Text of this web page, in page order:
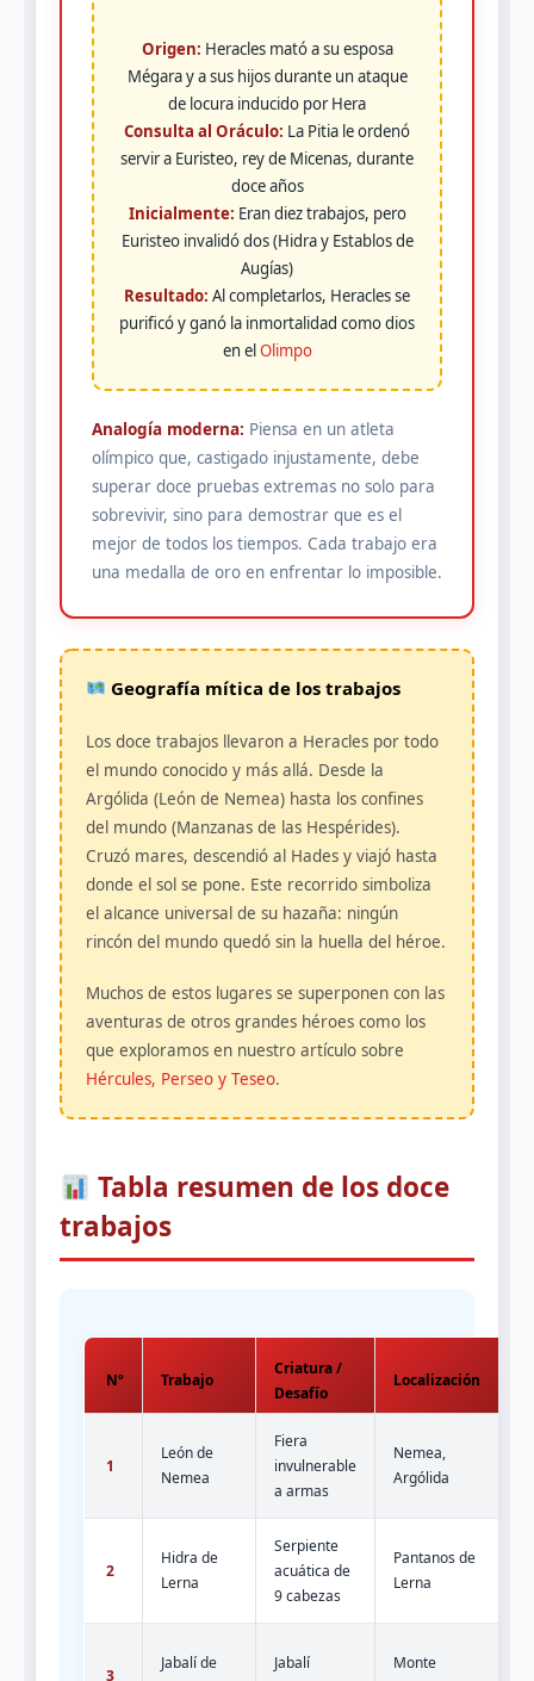
Origen: Heracles mató a su esposa
Mégara y a sus hijos durante un ataque
de locura inducido por Hera
Consulta al Oráculo: La Pitia le ordenó
servir a Euristeo, rey de Micenas, durante
doce años
Inicialmente: Eran diez trabajos, pero
Euristeo invalidó dos (Hidra y Establos de
Augías)
Resultado: Al completarlos, Heracles se
purificó y ganó la inmortalidad como dios
en elOlimpo
Analogía moderna: Piensa en un atleta
olímpico que, castigado injustamente, debe
superar doce pruebas extremas no solo para
sobrevivir, sino para demostrar que es el
mejor de todos los tiempos. Cada trabajo era
una medalla de oro en enfrentar lo imposible.
Geografía mítica de los trabajos
Los doce trabajos llevaron a Heracles por todo
el mundo conocido y más allá. Desde la
Argólida (León de Nemea) hasta los confines
del mundo (Manzanas de las Hespérides).
Cruzó mares, descendió al Hades y viajó hasta
donde el sol se pone. Este recorrido simboliza
el alcance universal de su hazaña: ningún
rincón del mundo quedó sin la huella del héroe.
Muchos de estos lugares se superponen con las
aventuras de otros grandes héroes como los
que exploramos en nuestro artículo sobre
Hércules, Perseo y Teseo.
Tabla resumen de los doce
trabajos
Nº Trabajo
Criatura /
Desafío
Localización
1
León de
Nemea
Fiera
invulnerable
a armas
Nemea,
Argólida
2
Hidra de
Lerna
Serpiente
acuática de
9 cabezas
Pantanos de
Lerna
3
Jabalí de
Jabalí
Monte